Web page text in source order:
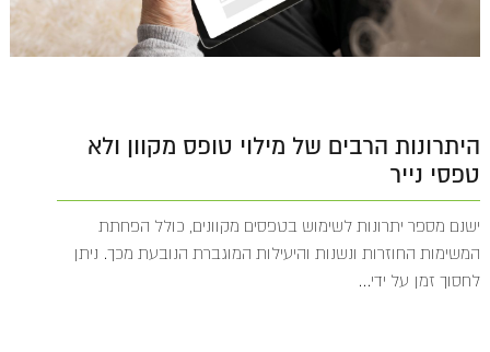
היתרונות הרבים של מילוי טופס מקוון ולא
טפסי נייר
ישנם מספר יתרונות לשימוש בטפסים מקוונים, כולל הפחתת
המשימות החוזרות ונשנות והיעילות המוגברת הנובעת מכך. ניתן
לחסוך זמן על ידי...